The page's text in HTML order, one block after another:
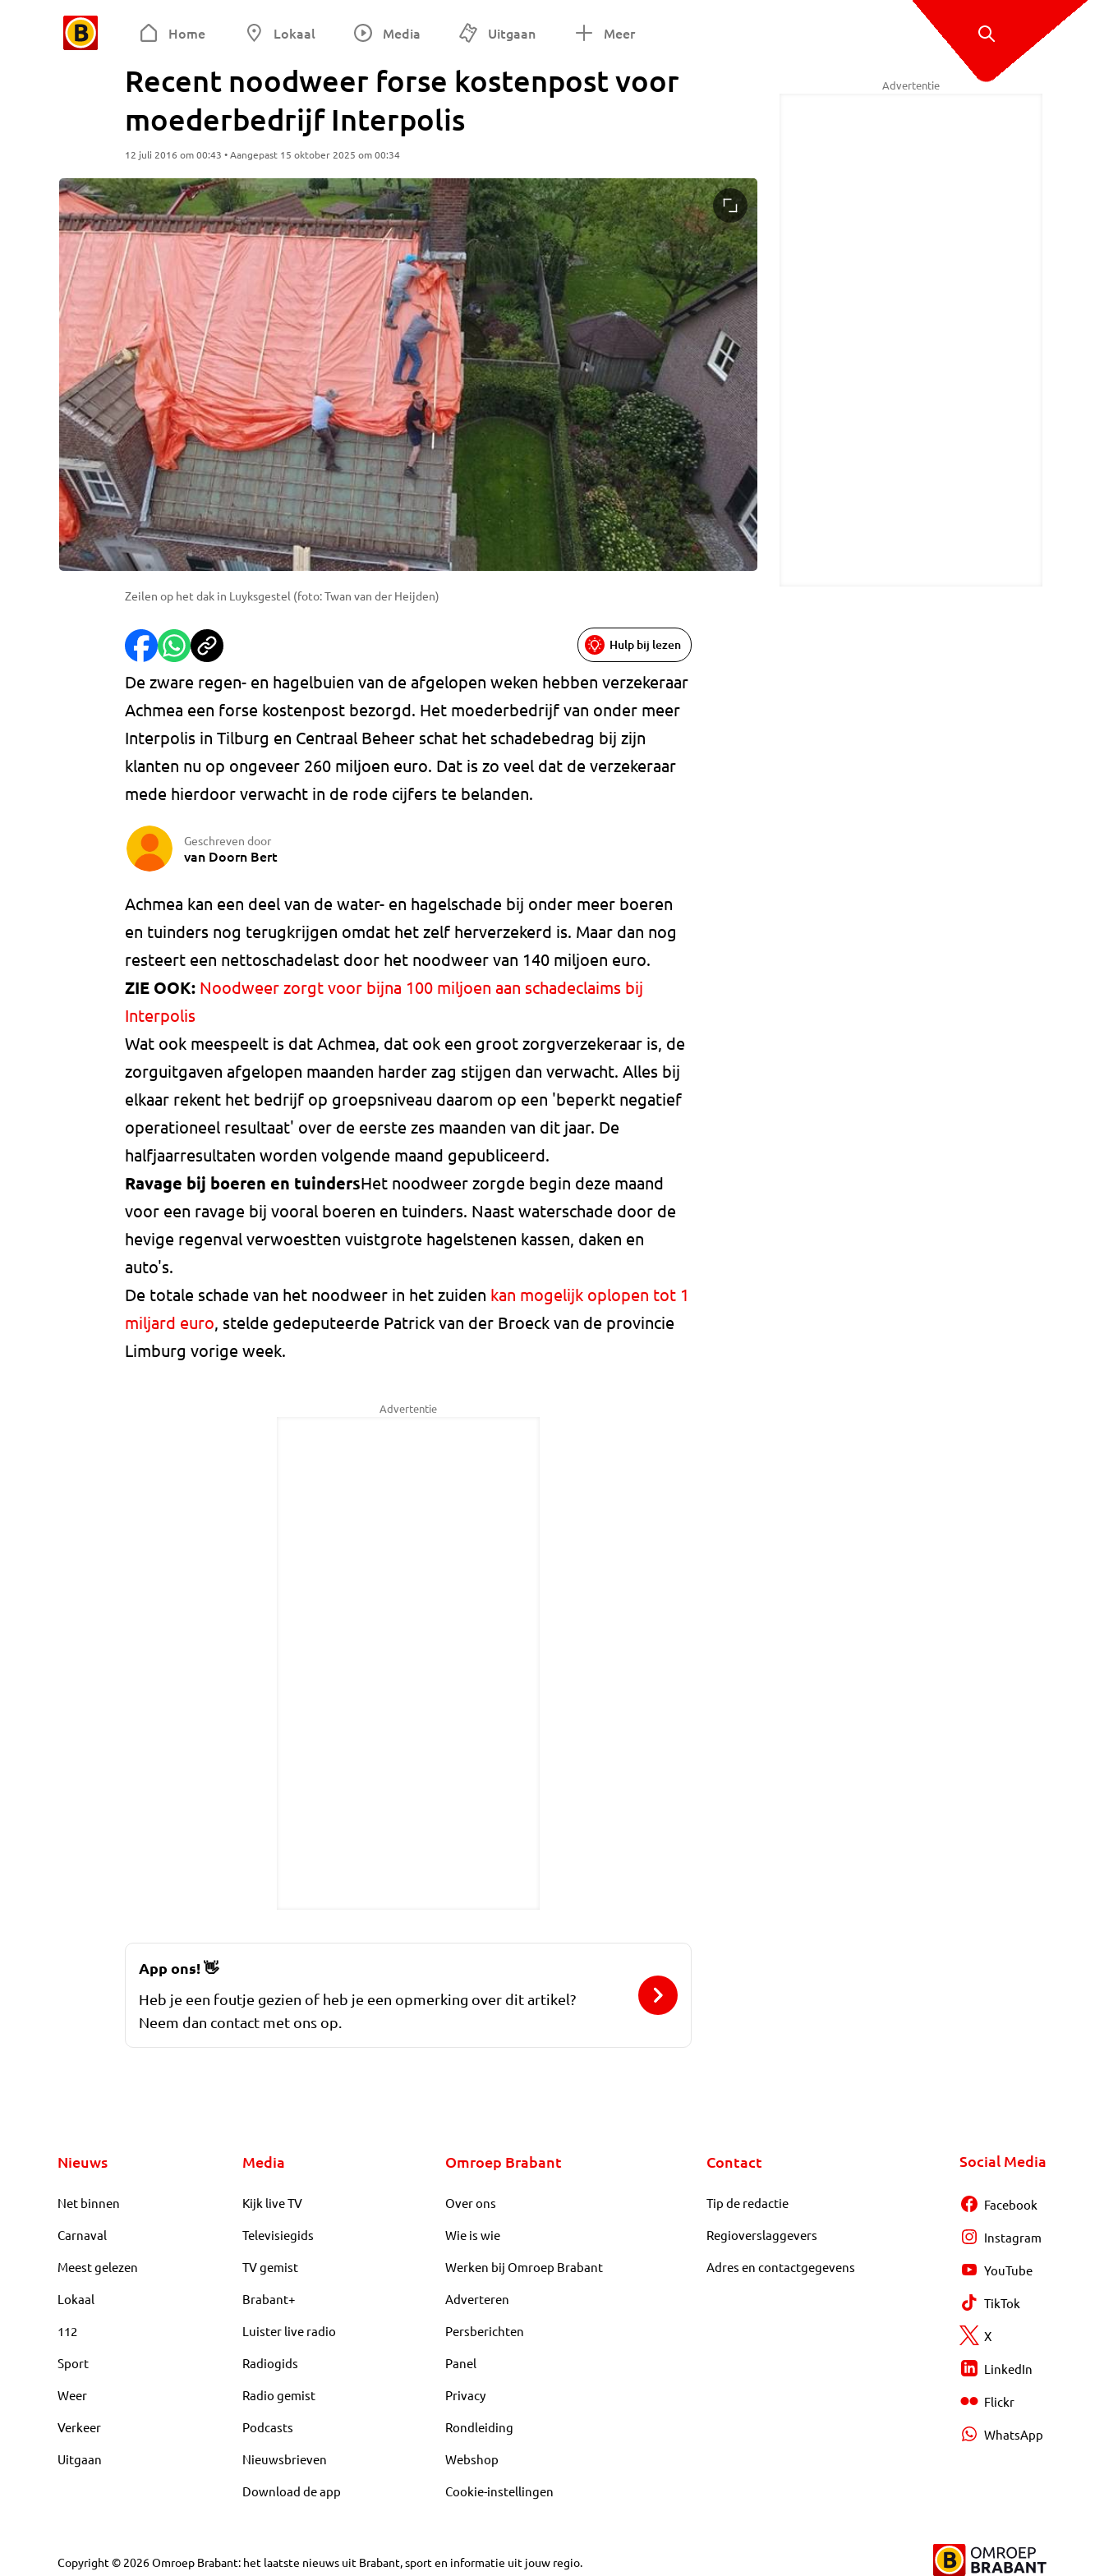
Home Lokaal Media Uitgaan Meer
Recent noodweer forse kostenpost voor
moederbedrijf Interpolis
12 juli 2016 om 00:43 • Aangepast 15 oktober 2025 om 00:34
Zeilen op het dak in Luyksgestel (foto: Twan van der Heijden)
Hulp bij lezen
De zware regen- en hagelbuien van de afgelopen weken hebben verzekeraar
Achmea een forse kostenpost bezorgd. Het moederbedrijf van onder meer
Interpolis in Tilburg en Centraal Beheer schat het schadebedrag bij zijn
klanten nu op ongeveer 260 miljoen euro. Dat is zo veel dat de verzekeraar
mede hierdoor verwacht in de rode cijfers te belanden.
Geschreven door
van Doorn Bert
Achmea kan een deel van de water- en hagelschade bij onder meer boeren
en tuinders nog terugkrijgen omdat het zelf herverzekerd is. Maar dan nog
resteert een nettoschadelast door het noodweer van 140 miljoen euro.
ZIE OOK: Noodweer zorgt voor bijna 100 miljoen aan schadeclaims bij
Interpolis
Wat ook meespeelt is dat Achmea, dat ook een groot zorgverzekeraar is, de
zorguitgaven afgelopen maanden harder zag stijgen dan verwacht. Alles bij
elkaar rekent het bedrijf op groepsniveau daarom op een 'beperkt negatief
operationeel resultaat' over de eerste zes maanden van dit jaar. De
halfjaarresultaten worden volgende maand gepubliceerd.
Ravage bij boeren en tuindersHet noodweer zorgde begin deze maand
voor een ravage bij vooral boeren en tuinders. Naast waterschade door de
hevige regenval verwoestten vuistgrote hagelstenen kassen, daken en
auto's.
De totale schade van het noodweer in het zuiden kan mogelijk oplopen tot 1
miljard euro, stelde gedeputeerde Patrick van der Broeck van de provincie
Limburg vorige week.
Advertentie
Advertentie
App ons!👋
Heb je een foutje gezien of heb je een opmerking over dit artikel?
Neem dan contact met ons op.
Nieuws
Net binnen
Carnaval
Meest gelezen
Lokaal
112
Sport
Weer
Verkeer
Uitgaan
Media
Kijk live TV
Televisiegids
TV gemist
Brabant+
Luister live radio
Radiogids
Radio gemist
Podcasts
Nieuwsbrieven
Download de app
Omroep Brabant
Over ons
Wie is wie
Werken bij Omroep Brabant
Adverteren
Persberichten
Panel
Privacy
Rondleiding
Webshop
Cookie-instellingen
Contact
Tip de redactie
Regioverslaggevers
Adres en contactgegevens
Social Media
Facebook
Instagram
YouTube
TikTok
X
LinkedIn
Flickr
WhatsApp
Copyright © 2026Omroep Brabant: het laatste nieuws uit Brabant, sport en informatie uit jouw regio.